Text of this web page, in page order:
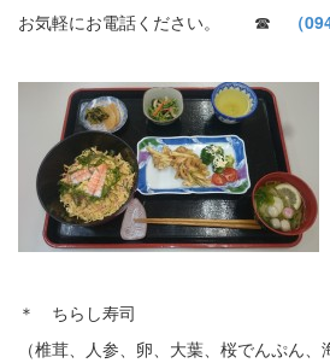
お気軽にお電話ください。 ☎
（
＊ ちらし寿司
（椎茸、人参、卵、大葉、桜でんぷん、